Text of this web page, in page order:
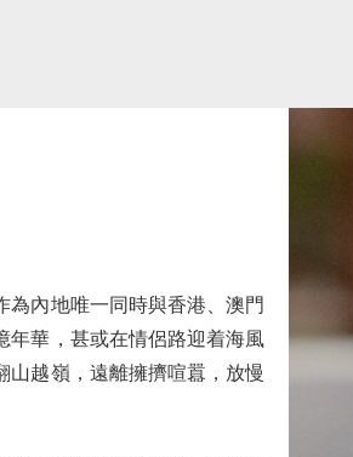
內地唯一同時與香港、澳門
年華，甚或在情侶路迎着海風
越嶺，遠離擁擠喧囂，放慢